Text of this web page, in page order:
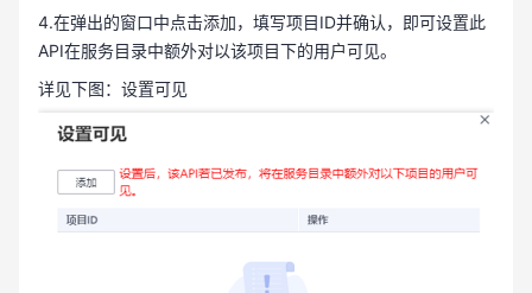
4.在弹出的窗口中点击添加，填写项目ID并确认，即可设置此
API在服务目录中额外对以该项目下的用户可见。
详见下图：设置可见